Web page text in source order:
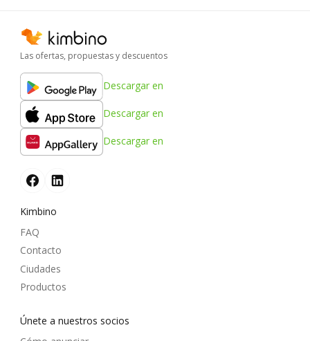
Las ofertas, propuestas y descuentos
Descargar en
Descargar en
Descargar en
Kimbino
FAQ
Contacto
Ciudades
Productos
Únete a nuestros socios